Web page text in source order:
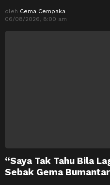
oleh Cema Cempaka
06/08/2026, 8:00 am
“Saya Tak Tahu Bila
Sebak Gema